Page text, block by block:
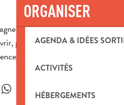
ORGANISER
AGENDA & IDÉES
ACTIVITÉS
HÉBERGEMENTS
et de l’Étoile : une source
partager et vibrer au rythme
authentique.
Ajouter aux